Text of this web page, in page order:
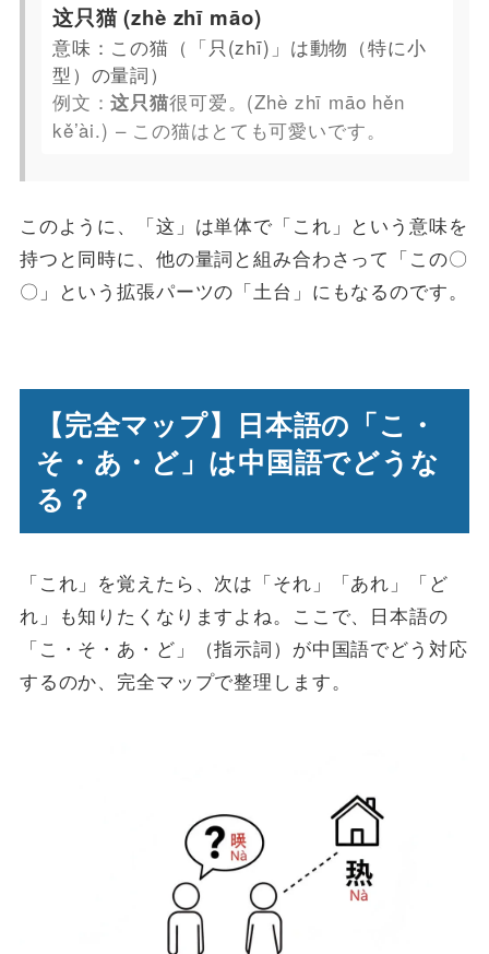
这只猫 (zhè zhī māo)
意味：この猫（「只(zhī)」は動物（特に小
型）の量詞）
例文：这只猫很可爱。(Zhè zhī māo hěn
kě’ài.) – この猫はとても可愛いです。
このように、「这」は単体で「これ」という意味を
持つと同時に、他の量詞と組み合わさって「この〇
〇」という拡張パーツの「土台」にもなるのです。
【完全マップ】日本語の「こ・
そ・あ・ど」は中国語でどうな
る？
「これ」を覚えたら、次は「それ」「あれ」「ど
れ」も知りたくなりますよね。ここで、日本語の
「こ・そ・あ・ど」（指示詞）が中国語でどう対応
するのか、完全マップで整理します。